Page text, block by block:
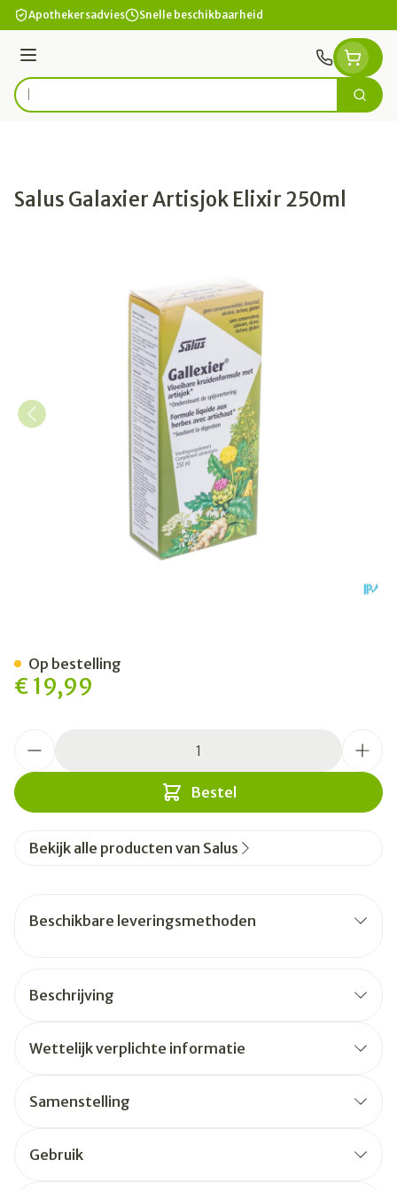
Ga naar de inhoud
Apothekersadvies Snelle beschikbaarheid
Menu
Product, merk, categorie... Zoek
Salus Galaxier Artisjok Elixir 250ml
€ 19,99
Bestel
Op bestelling
Bekijk alle producten van Salus
Beschikbare leveringsmethoden
Beschrijving
Wettelijk verplichte informatie
Samenstelling
Gebruik